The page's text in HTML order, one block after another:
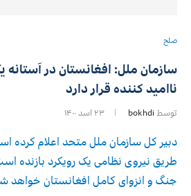
صلح
سازمان ملل: افغانستان در
ناامید کننده قرار دارد
توسط bokhdi ۲۳ اسد ۱۴۰۰
دبیر کل سازمان ملل متحد اعلام کرده
طریق نیروی نظامی یک رویکرد
جنگ و انزوای کامل افغانستان